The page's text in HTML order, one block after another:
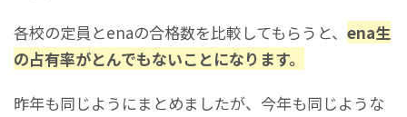
各校の定員とenaの合格数を比較してもらうと、 ena生
の占有率がとんでもないことになります。
昨年も同じようにまとめましたが、今年も同じような